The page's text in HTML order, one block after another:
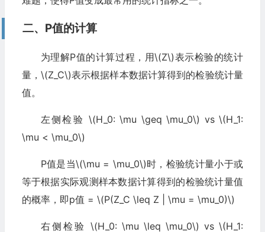
二、P值的计算
为理解P值的计算过程，用\(Z\)表示检验的统计
量，\(Z_C\)表示根据样本数据计算得到的检验统计量
值。
左侧检验 \(H_0: \mu \geq \mu_0\) vs \(H_1:
\mu < \mu_0\)
P值是当\(\mu = \mu_0\)时，检验统计量小于或
等于根据实际观测样本数据计算得到的检验统计量值
的概率，即p值 = \(P(Z_C \leq Z | \mu = \mu_0)\)
右侧检验 \(H_0: \mu \leq \mu_0\) vs \(H_1: